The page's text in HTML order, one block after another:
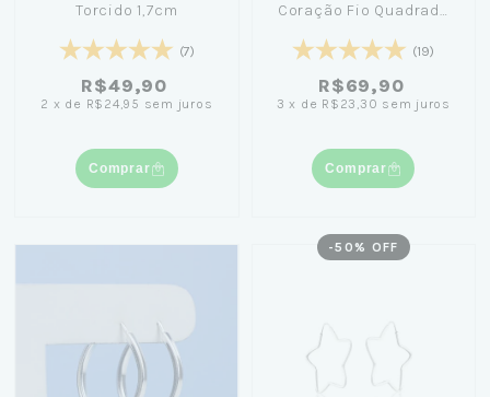
Torcido 1,7cm
(7)
R$49,90
2 x de R$24,95 sem juros
Comprar
Coração Fio Quadrado
(19)
R$69,90
3 x de R$23,30 sem juros
Comprar
-50 % OFF